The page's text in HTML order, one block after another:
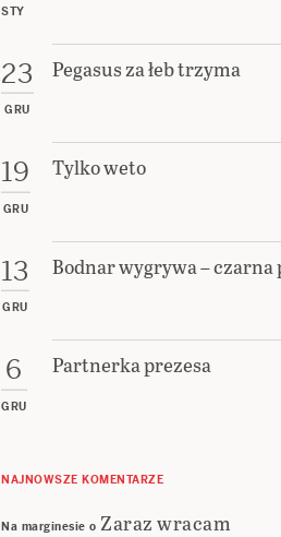
STY
23
GRU
Pegasus za łeb trzyma
19
GRU
Tylko weto
13
GRU
Bodnar wygrywa – czarna
6
GRU
Partnerka prezesa
NAJNOWSZE KOMENTARZE
Na marginesie o Zaraz wracam